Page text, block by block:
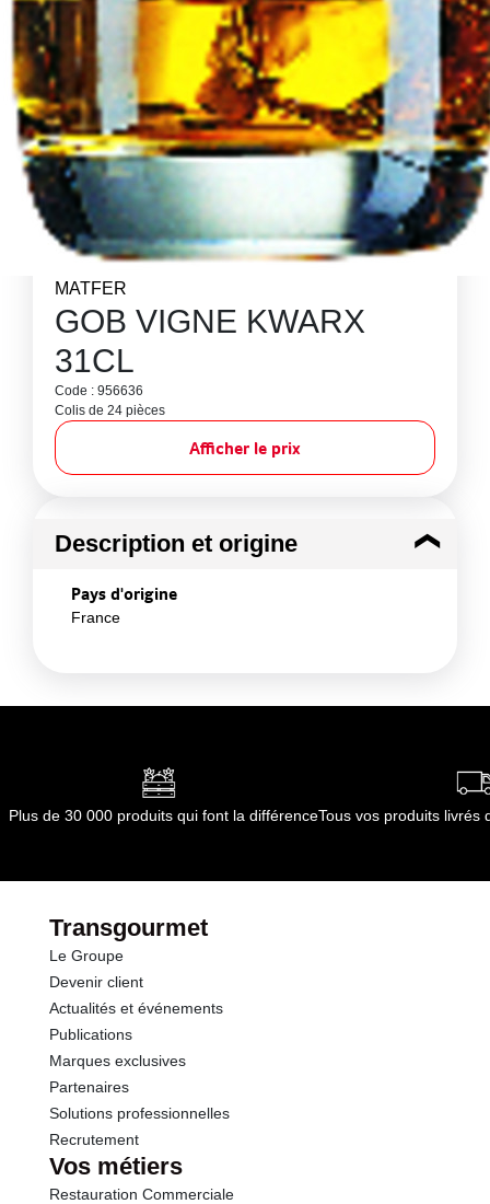
MATFER
GOB VIGNE KWARX
31CL
Code : 956636
Colis de 24 pièces
Afficher le prix
Description et origine
Pays d'origine
France
Plus de 30 000 produits qui font la différenceTous vos produits livrés
Transgourmet
Le Groupe
Devenir client
Actualités et événements
Publications
Marques exclusives
Partenaires
Solutions professionnelles
Recrutement
Vos métiers
Restauration Commerciale